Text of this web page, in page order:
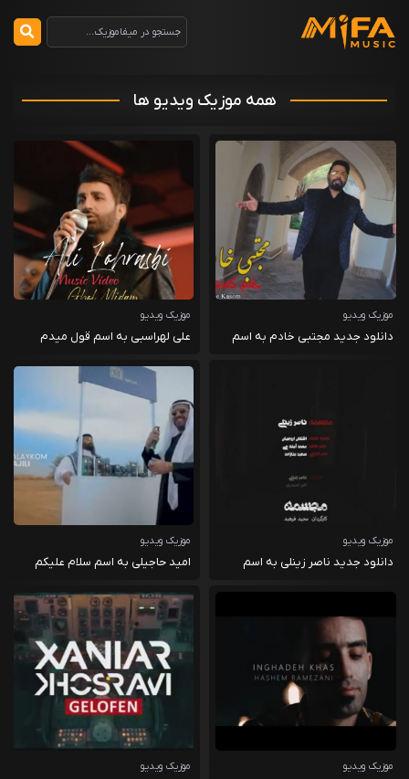
همه موزیک ویدیو ها
موزیک ویدیو
دانلود جدید مجتبی خادم به اسم
موزیک ویدیو
علی لهراسبی به اسم قول میدم
موزیک ویدیو
دانلود جدید ناصر زینلی به اسم
موزیک ویدیو
امید حاجیلی به اسم سلام علیکم
موزیک ویدیو موزیک ویدیو